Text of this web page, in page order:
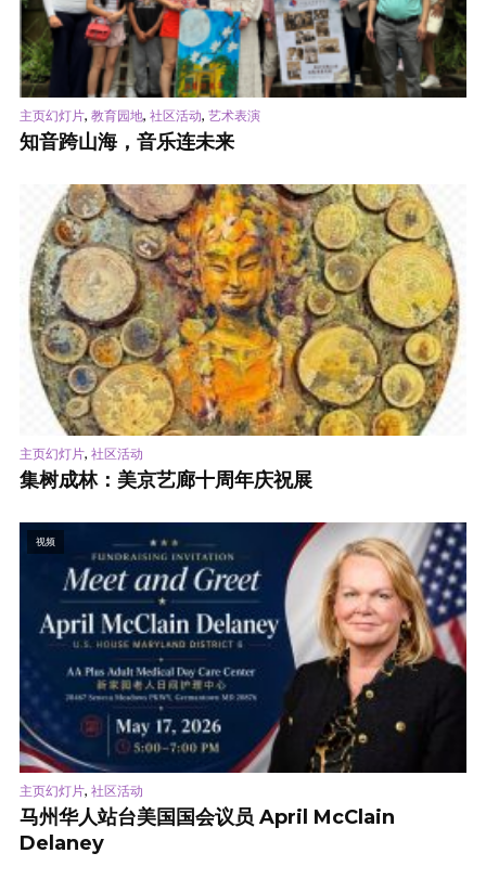
主页幻灯片, 教育园地, 社区活动, 艺术表演
知音跨山海，音乐连未来
主页幻灯片, 社区活动
集树成林：美京艺廊十周年庆祝展
视频
主页幻灯片, 社区活动
马州华人站台美国国会议员 April McClain
Delaney